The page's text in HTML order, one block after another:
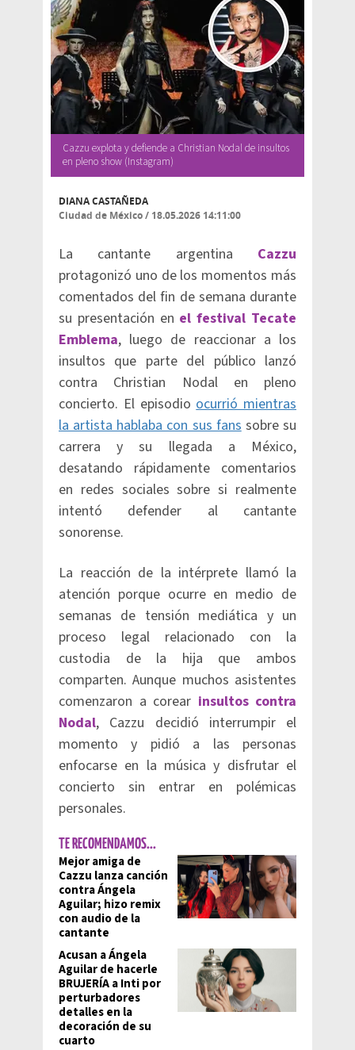
Cazzu explota y defiende a Christian Nodal de insultos
en pleno show (Instagram)
DIANA CASTAÑEDA
Ciudad de México/ 18.05.2026 14:11:00
La cantante argentina Cazzu
protagonizó uno de los momentos más
comentados del fin de semana durante
su presentación en el festival Tecate
Emblema, luego de reaccionar a los
insultos que parte del público lanzó
contra Christian Nodal en pleno
concierto. El episodioocurrió mientras
la artista hablaba con sus fanssobre su
carrera y su llegada a México,
desatando rápidamente comentarios
en redes sociales sobre si realmente
intentó defender al cantante
sonorense.
La reacción de la intérprete llamó la
atención porque ocurre en medio de
semanas de tensión mediática y un
proceso legal relacionado con la
custodia de la hija que ambos
comparten. Aunque muchos asistentes
comenzaron a corear insultos contra
Nodal, Cazzu decidió interrumpir el
momento y pidió a las personas
enfocarse en la música y disfrutar el
concierto sin entrar en polémicas
personales.
TE RECOMENDAMOS...
Mejor amiga de
Cazzu lanza canción
contra Ángela
Aguilar; hizo remix
con audio de la
cantante
Acusan a Ángela
Aguilar de hacerle
BRUJERÍA a Inti por
perturbadores
detalles en la
decoración de su
cuarto